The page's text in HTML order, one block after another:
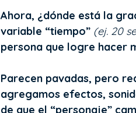
Ahora, ¿dónde está la
variable “tiempo” (ej. 20
persona que logre hacer
Parecen pavadas, pero
agregamos efectos,
de que el “personaje”